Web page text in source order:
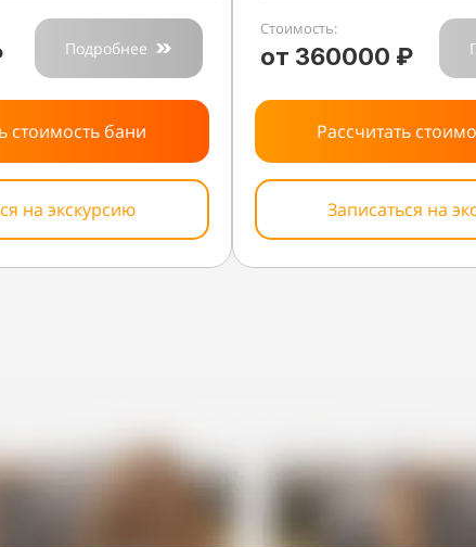
Подробнее
стоимость бани
на экскурсию
Стоимость:
от 360000 ₽
Рассчитать
Записаться на